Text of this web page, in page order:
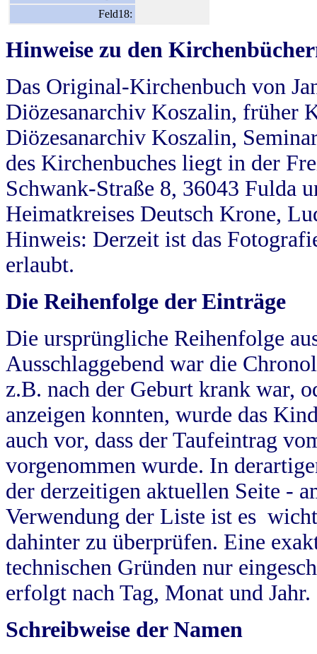
Feld18:
Hinweise zu den
Das Original-Kirchenbuch von
Diözesanarchiv Koszalin, früher
Diözesanarchiv Koszalin,
des Kirchenbuches liegt in der
Schwank-Straße 8, 36043 Fulda
Heimatkreises Deutsch Krone,
Hinweis: Derzeit ist das
erlaubt.
Die Reihenfolge der Einträge
Die ursprüngliche Reihenfolge
Ausschlaggebend war die
z.B. nach der Geburt krank war,
anzeigen konnten, wurde das
auch vor, dass der Taufeintrag
vorgenommen wurde. In
der derzeitigen aktuellen Seite -
Verwendung der Liste ist es
dahinter zu überprüfen. Eine
technischen Gründen nur
erfolgt nach Tag, Monat und Jahr.
Schreibweise der Namen